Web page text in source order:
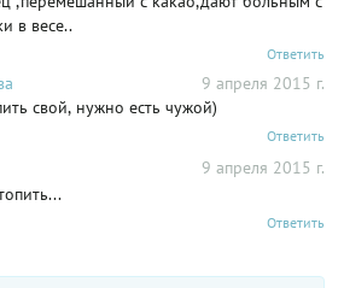
в весе..
Ответить
9 апреля 2015 г.
свой, нужно есть чужой)
Ответить
9 апреля 2015 г.
Ответить